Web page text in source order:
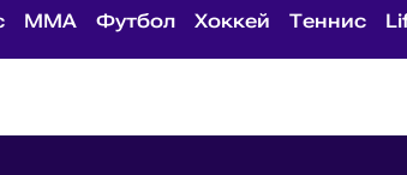
MMA Футбол Хоккей Теннис